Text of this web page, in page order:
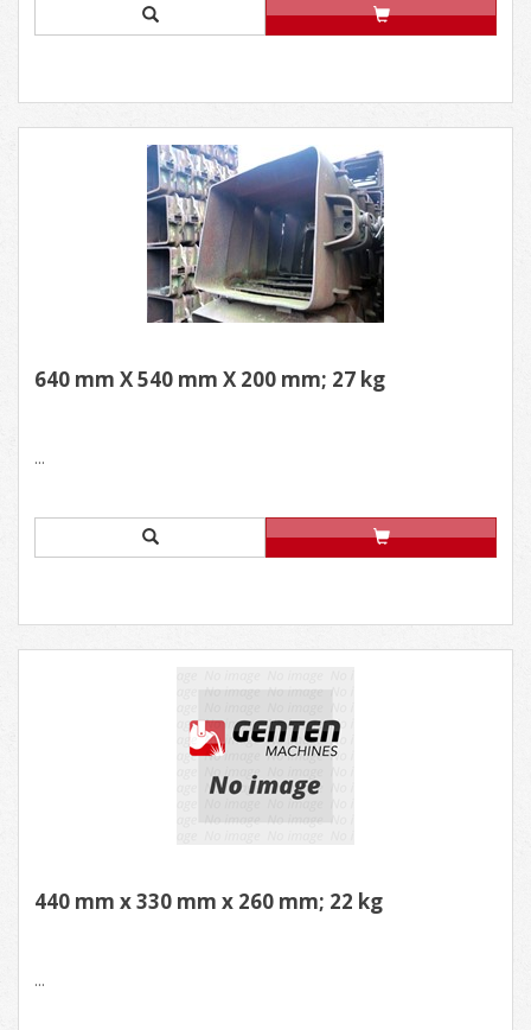
640 mm X 540 mm X 200 mm; 27 kg
...
440 mm x 330 mm x 260 mm; 22 kg
...